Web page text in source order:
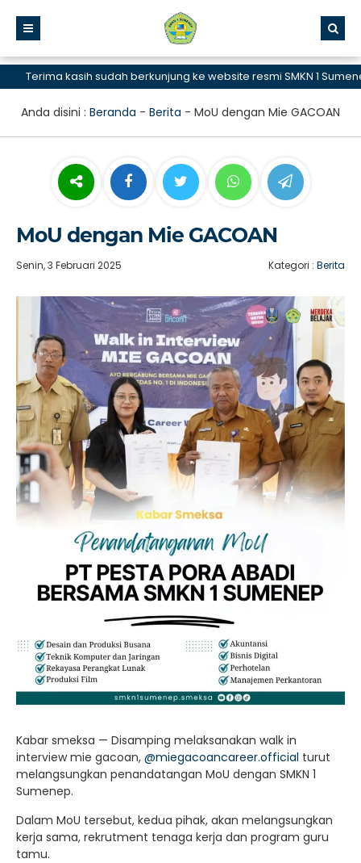
Terima kasih sudah berkunjung ke website resmi SMKN 1 Sumenep,
Anda disini : Beranda - Berita - MoU dengan Mie GACOAN
MoU dengan Mie GACOAN
Senin, 3 Februari 2025 Kategori : Berita
Kabar smeksa — Disamping melaksanakan walk in
interview mie gacoan, @miegacoancareer.official turut
melangsungkan penandatangan MoU dengan SMKN 1
Sumenep.
Dalam MoU tersebut, kedua pihak, akan melangsungkan
kerja sama, rekrutment tenaga kerja dan program guru
tamu.